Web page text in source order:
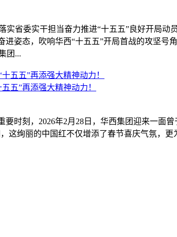
省委实干担当奋力推进“十五五”良好开局
姿态，吹响华西“十五五”开局首战的攻坚
团...
五”再添强大精神动力！
时刻，2026年2月28日，华西集团迎来一面
这绚丽的中国红不仅增添了春节喜庆气氛，